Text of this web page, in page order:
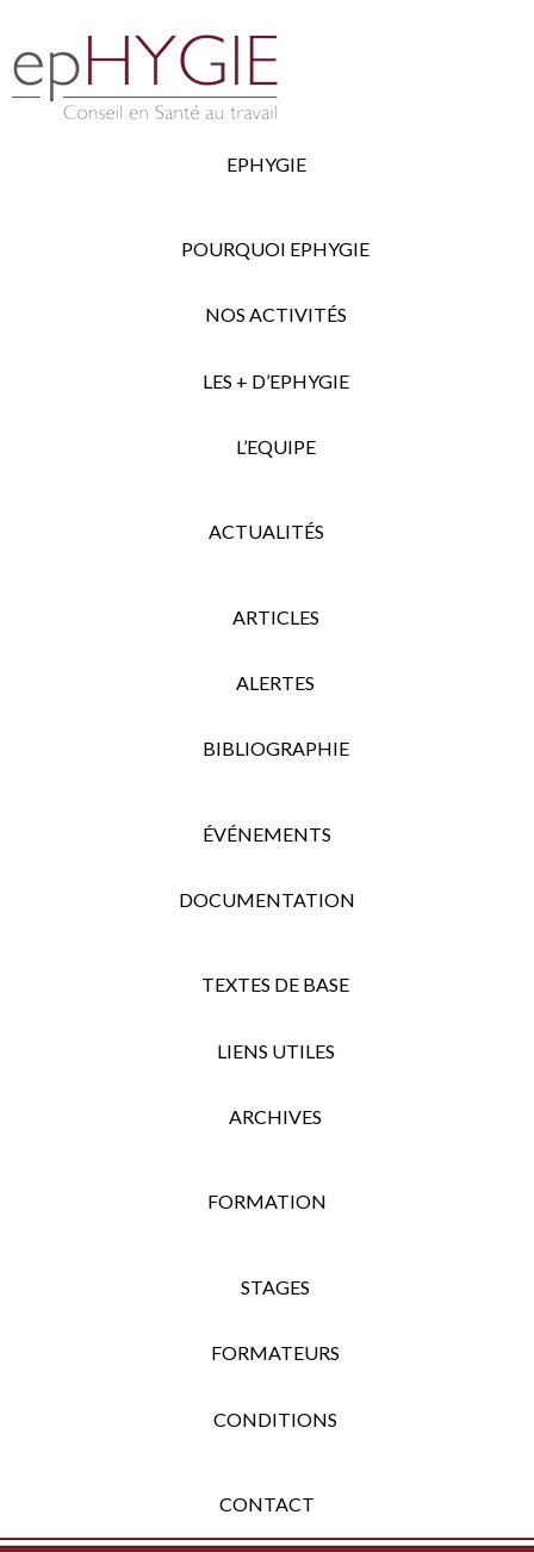
EPHYGIE
POURQUOI EPHYGIE
NOS ACTIVITÉS
LES + D’EPHYGIE
L’EQUIPE
ACTUALITÉS
ARTICLES
ALERTES
BIBLIOGRAPHIE
ÉVÉNEMENTS
DOCUMENTATION
TEXTES DE BASE
LIENS UTILES
ARCHIVES
FORMATION
STAGES
FORMATEURS
CONDITIONS
CONTACT